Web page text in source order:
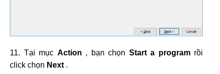
11. Tại mục Action , bạn chọn Start a program rồi
click chọn Next .